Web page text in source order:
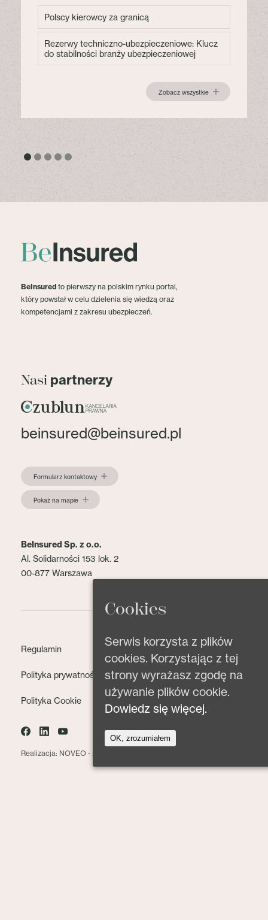
Polscy kierowcy za granicą
Rezerwy techniczno-ubezpieczeniowe: Klucz
do stabilności branży ubezpieczeniowej
Zobacz wszystkie
BeInsured to pierwszy na polskim rynku portal,
który powstał w celu dzielenia się wiedzą oraz
kompetencjami z zakresu ubezpieczeń.
Nasi partnerzy
beinsured@beinsured.pl
Formularz kontaktowy
Pokaż na mapie
BeInsured Sp. z o.o.
Al. Solidarności 153 lok. 2
00-877 Warszawa
Regulamin
Polityka prywatności
Polityka Cookie
Realizacja: NOVEO - Agencja interaktywna
Cookies
Serwis korzysta z plików
cookies. Korzystając z tej
strony wyrażasz zgodę na
używanie plików cookie.
Dowiedz się więcej.
OK, zrozumiałem